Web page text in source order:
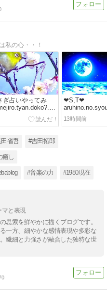
私の心・・！
占いやってみ
❤S,T❤
kokoni.iru..,,,,
13時間前
田省吾 #吉田拓郎
癒し
#音楽の力 #1980現在
と表現
思索を鮮やかに描くブログです。
一方、細やかな感情表現や多彩な
繊細と力強さが融合した独特な世